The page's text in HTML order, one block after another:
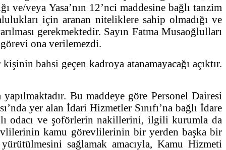
ve/veya Yasa’nın 12’nci maddesine bağlı tanzim
için aranan niteliklere sahip olmadığı ve
gerekmektedir. Sayın Fatma Musaoğlulları
ona verilemezdi.
bahsi geçen kadroya atanamayacağı açıktır.
Bu maddeye göre Personel Dairesi
yer alan İdari Hizmetler Sınıfı’na bağlı İdare
odacı ve şoförlerin nakillerini, ilgili kurumla da
kamu görevlilerinin bir yerden başka bir
sağlamak amacıyla, Kamu Hizmeti